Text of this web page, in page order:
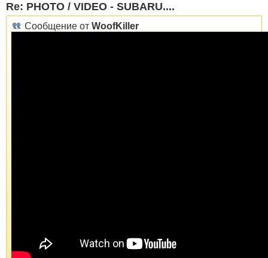
Re: PHOTO / VIDEO - SUBARU....
Сообщение от WoofKiller